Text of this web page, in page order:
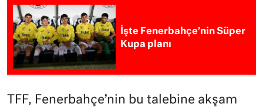
İşte Fenerbahçe’nin Süper
Kupa planı
TFF, Fenerbahçe’nin bu talebine akşam